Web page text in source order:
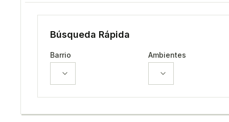
Búsqueda Rápida
Barrio Ambientes